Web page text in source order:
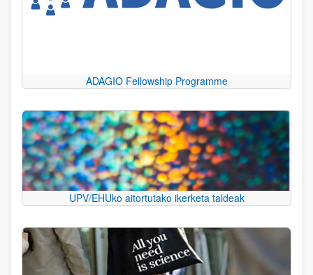
ADAGIO Fellowship Programme
UPV/EHUko aitortutako ikerketa taldeak